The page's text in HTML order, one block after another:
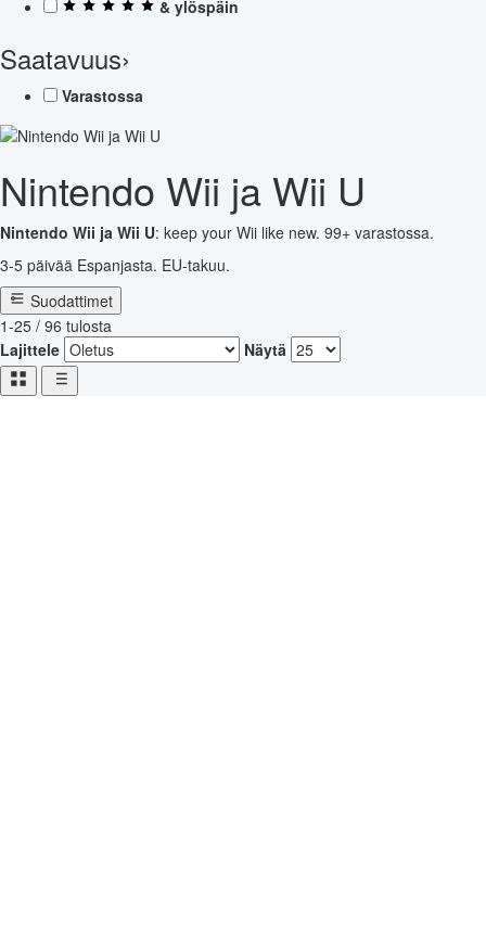
& ylöspäin
Saatavuus›
Varastossa
Nintendo Wii ja Wii U
Nintendo Wii ja Wii U: keep your Wii like new. 99+ varastossa.
3-5 päivää Espanjasta. EU-takuu.
Suodattimet
1-25 / 96 tulosta
Lajittele
Näytä